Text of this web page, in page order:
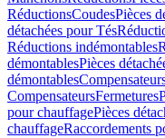
RéductionsCoudesPièces
détachées pour Tés
Réductions indémontables
démontablesPièces
démontables
CompensateursFermetures
pour chauffagePièces
chauffageRaccordements